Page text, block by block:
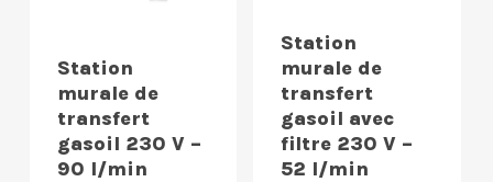
Station
murale de
transfert
gasoil 230 V –
90 l/min
Station
murale de
transfert
gasoil avec
filtre 230 V –
52 l/min